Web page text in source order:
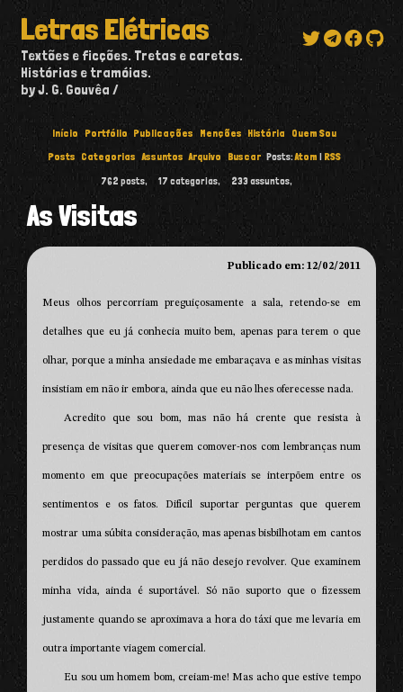
Letras Elétricas
Textões e ficções. Tretas e caretas.
Histórias e tramóias.
by J. G. Gouvêa
Início Portfólio Publicações Menções História
Quem Sou
Posts Categorias Assuntos Arquivo Buscar Posts:Atom | RSS
762 posts, 17 categorias, 233assuntos,
As Visitas
Publicado em: 12/02/2011
Meus olhos percorriam preguiçosamente a sala, retendo-se em
detalhes que eu já conhecia muito bem, apenas para terem o que
olhar, porque a minha ansiedade me embaraçava e as minhas visitas
insistiam em não ir embora, ainda que eu não lhes oferecesse nada.
Acredito que sou bom, mas não há crente que resista à
presença de visitas que querem comover-nos com lembranças num
momento em que preocupações materiais se interpõem entre os
sentimentos e os fatos. Difícil suportar perguntas que querem
mostrar uma súbita consideração, mas apenas bisbilhotam em cantos
perdidos do passado que eu já não desejo revolver. Que examinem
minha vida, ainda é suportável. Só não suporto que o fizessem
justamente quando se aproximava a hora do táxi que me levaria em
outra importante viagem comercial.
Eu sou um homem bom, creiam-me! Mas acho que estive tempo